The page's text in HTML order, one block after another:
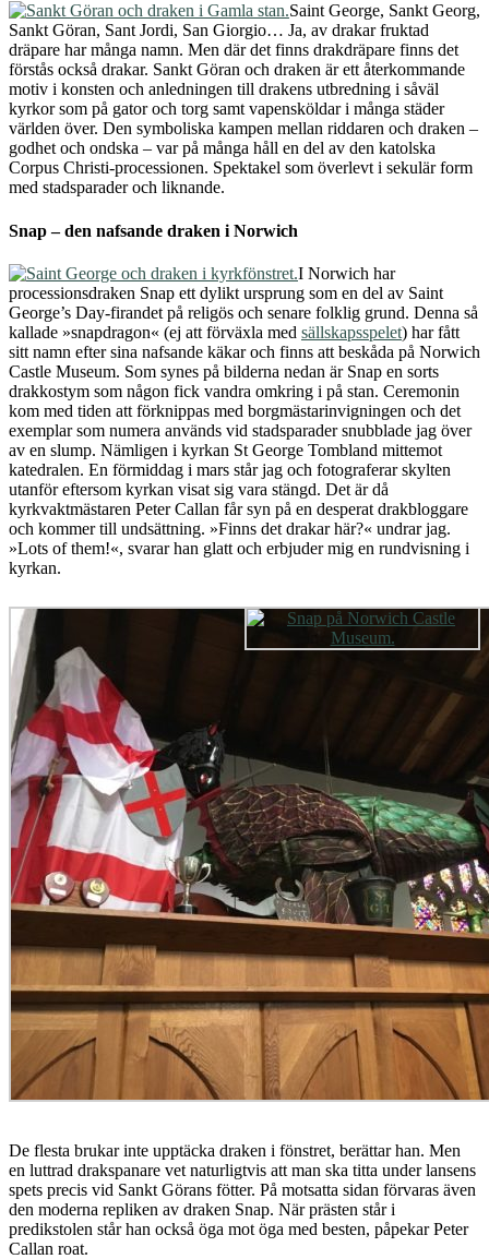
Saint George, Sankt Georg,
Sankt Göran, Sant Jordi, San Giorgio… Ja, av drakar fruktad
dräpare har många namn. Men där det finns drakdräpare finns det
förstås också drakar. Sankt Göran och draken är ett återkommande
motiv i konsten och anledningen till drakens utbredning i såväl
kyrkor som på gator och torg samt vapensköldar i många städer
världen över. Den symboliska kampen mellan riddaren och draken –
godhet och ondska – var på många håll en del av den katolska
Corpus Christi-processionen. Spektakel som överlevt i sekulär form
med stadsparader och liknande.
Snap – den nafsande draken i Norwich
I Norwich har
processionsdraken Snap ett dylikt ursprung som en del av Saint
George’s Day-firandet på religös och senare folklig grund. Denna så
kallade »snapdragon« (ej att förväxla med sällskapsspelet) har fått
sitt namn efter sina nafsande käkar och finns att beskåda på Norwich
Castle Museum. Som synes på bilderna nedan är Snap en sorts
drakkostym som någon fick vandra omkring i på stan. Ceremonin
kom med tiden att förknippas med borgmästarinvigningen och det
exemplar som numera används vid stadsparader snubblade jag över
av en slump. Nämligen i kyrkan St George Tombland mittemot
katedralen. En förmiddag i mars står jag och fotograferar skylten
utanför eftersom kyrkan visat sig vara stängd. Det är då
kyrkvaktmästaren Peter Callan får syn på en desperat drakbloggare
och kommer till undsättning. »Finns det drakar här?« undrar jag.
»Lots of them!«, svarar han glatt och erbjuder mig en rundvisning i
kyrkan.
De flesta brukar inte upptäcka draken i fönstret, berättar han. Men
en luttrad drakspanare vet naturligtvis att man ska titta under lansens
spets precis vid Sankt Görans fötter. På motsatta sidan förvaras även
den moderna repliken av draken Snap. När prästen står i
predikstolen står han också öga mot öga med besten, påpekar Peter
Callan roat.